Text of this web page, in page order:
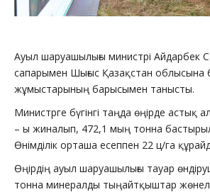
Ауыл шаруашылығы министрі Айдарбек
сапарымен Шығыс Қазақстан облысына
жұмыстарының барысымен танысты.
Министрге бүгінгі таңда өңірде астық
– ы жиналып, 472,1 мың тонна
Өнімділік орташа есеппен 22 ц/га
Өңірдің ауыл шаруашылығы тауар
тонна минералды тыңайтқыштар